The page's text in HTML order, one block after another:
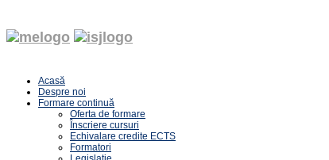
Acasă
Despre noi
Formare continuă
Oferta de formare
Înscriere cursuri
Echivalare credite ECTS
Formatori